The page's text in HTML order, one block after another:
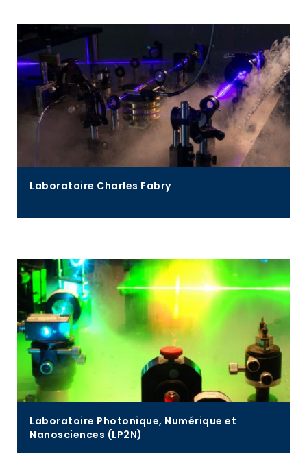
Laboratoire Charles Fabry
La recherche du laboratoire couvre un large spectre
Pour en savoir plus
Laboratoire Photonique, Numérique et
Nanosciences (LP2N)